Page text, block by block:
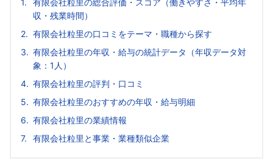
有限会社粒里の総合評価・スコア（働きやすさ・平均年
収・残業時間）
有限会社粒里の口コミをテーマ・職種から探す
有限会社粒里の年収・給与の統計データ（年収データ対
象：1人）
有限会社粒里の評判・口コミ
有限会社粒里のおすすめの年収・給与明細
有限会社粒里の業績情報
有限会社粒里と事業・業種類似企業